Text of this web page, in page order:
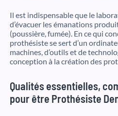
Il est indispensable que le
d’évacuer les émanations
(poussière, fumée). En ce qui
prothésiste se sert d’un
machines, d’outils et de
conception à la création des
Qualités essentielles,
pour être Prothésiste